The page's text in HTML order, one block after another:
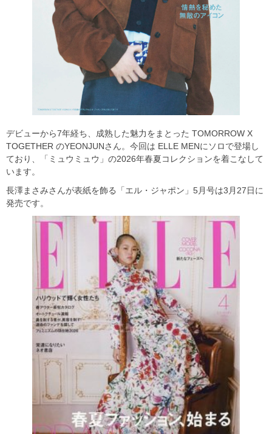
デビューから7年経ち、成熟した魅力をまとった TOMORROW X
TOGETHER のYEONJUNさん。今回は ELLE MENにソロで登場し
ており、「ミュウミュウ」の2026年春夏コレクションを着こなして
います。
長澤まさみさんが表紙を飾る「エル・ジャポン」5月号は3月27日に
発売です。